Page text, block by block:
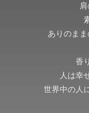
ありのまま
香
人は幸
世界中の人